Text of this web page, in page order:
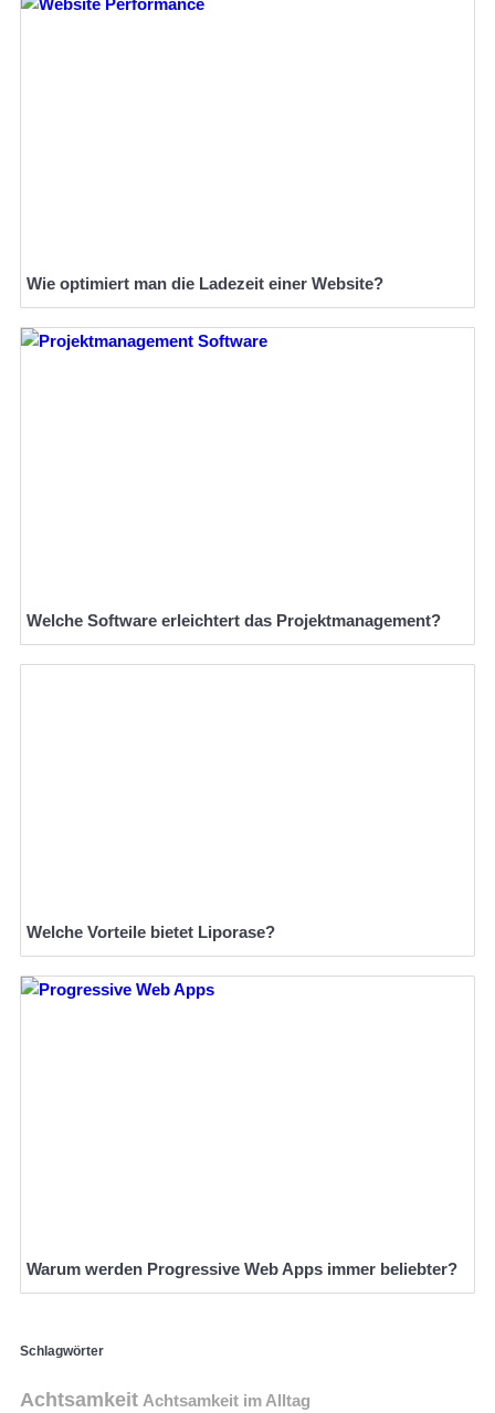
Wie optimiert man die Ladezeit einer Website?
Welche Software erleichtert das Projektmanagement?
Welche Vorteile bietet Liporase?
Warum werden Progressive Web Apps immer beliebter?
Schlagwörter
Achtsamkeit Achtsamkeit im Alltag